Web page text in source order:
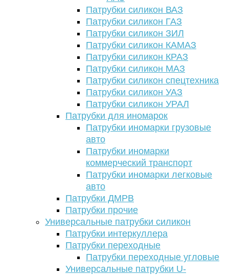
Патрубки силикон ВАЗ
Патрубки силикон ГАЗ
Патрубки силикон ЗИЛ
Патрубки силикон КАМАЗ
Патрубки силикон КРАЗ
Патрубки силикон МАЗ
Патрубки силикон спецтехника
Патрубки силикон УАЗ
Патрубки силикон УРАЛ
Патрубки для иномарок
Патрубки иномарки грузовые
авто
Патрубки иномарки
коммерческий транспорт
Патрубки иномарки легковые
авто
Патрубки ДМРВ
Патрубки прочие
Универсальные патрубки силикон
Патрубки интеркуллера
Патрубки переходные
Патрубки переходные угловые
Универсальные патрубки U-